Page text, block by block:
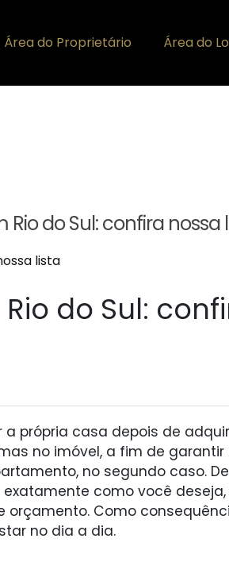
Área do
Área do Proprietário
do Sul: confira nossa
do Sul:
própria casa depois de
no imóvel, a fim de
no segundo caso.
como você
orçamento. Como
no dia a dia.